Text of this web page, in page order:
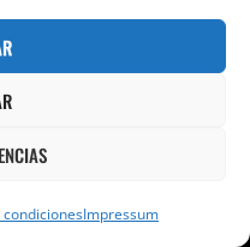
Impressum